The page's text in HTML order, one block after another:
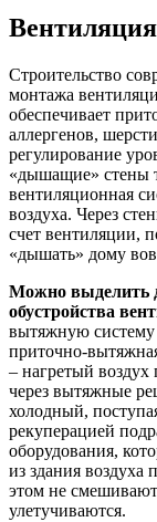
Строительство
монтажа
обеспечивает
аллергенов,
регулирование
«дышащие» стены
вентиляционная
воздуха. Через
счет вентиляции,
«дышать» дому
Можно выделить
обустройства
вытяжную систему
приточно-
– нагретый
через вытяжные
холодный,
рекуперацией
оборудования,
из здания
этом не
улетучиваются.